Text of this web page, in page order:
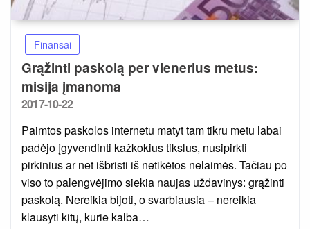
Finansai
Grąžinti paskolą per vienerius metus:
misija įmanoma
Posted
2017-10-22
Paimtos paskolos internetu matyt tam tikru metu labai
padėjo įgyvendinti kažkokius tikslus, nusipirkti
pirkinius ar net išbristi iš netikėtos nelaimės. Tačiau po
viso to palengvėjimo siekia naujas uždavinys: grąžinti
paskolą. Nereikia bijoti, o svarbiausia – nereikia
klausyti kitų, kurie kalba…